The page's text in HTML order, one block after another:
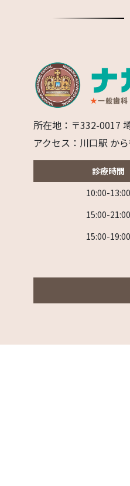
所在地：〒332-0017
アクセス：川口駅 か
診療時間
10:00-13:00
15:00-21:00
15:00-19:00